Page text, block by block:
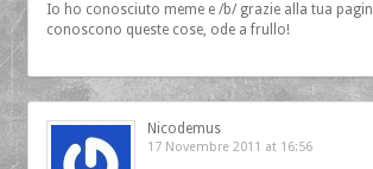
Io ho conosciuto meme e /b/ grazie alla tua
conoscono queste cose, ode a frullo!
Nicodemus
17 Novembre 2011 at 16:56